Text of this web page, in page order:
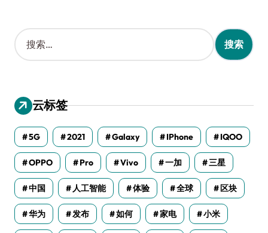
搜
索
：
云标签
5G 2021 Galaxy IPhone IQOO
OPPO Pro Vivo 一加 三星
中国 人工智能 体验 全球 区块
华为 发布 如何 家电 小米